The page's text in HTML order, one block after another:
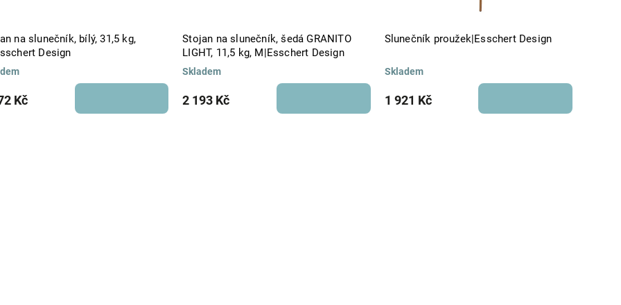
na slunečník, bílý, 31,5 kg,
Design
Kč
Stojan na slunečník, šedá GRANITO
LIGHT, 11,5 kg, M|Esschert Design
Skladem
2 193 Kč
Slunečník proužek|Esschert Design
Skladem
1 921 Kč